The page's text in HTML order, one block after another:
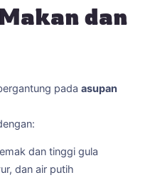
dan
pada asupan
dan tinggi gula
dan air putih